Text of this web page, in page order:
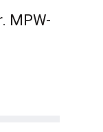
MPW-